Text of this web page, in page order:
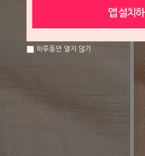
하루동안 열지 않기